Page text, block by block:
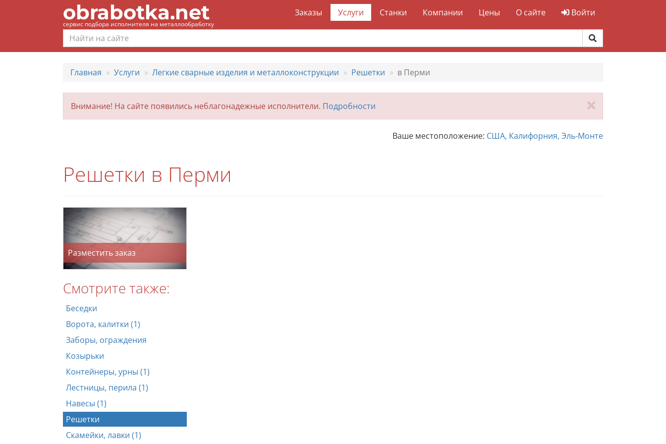
obrabotka.net
сервис подбора исполнителя на металлообработку
Заказы Услуги Станки Компании Цены О сайте Войти
Главная Услуги Легкие сварные изделия и металлоконструкции Решетки в Перми
Внимание! На сайте появились неблагонадежные исполнители. Подробности
Ваше местоположение: США, Калифорния, Эль-Монте
Решетки в Перми
Разместить заказ
Смотрите также:
Беседки
Ворота, калитки (1)
Заборы, ограждения
Козырьки
Контейнеры, урны (1)
Лестницы, перила (1)
Навесы (1)
Решетки
Скамейки, лавки (1)